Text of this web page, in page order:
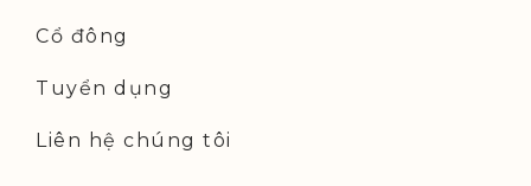
Cổ đông
Tuyển dụng
Liên hệ chúng tôi